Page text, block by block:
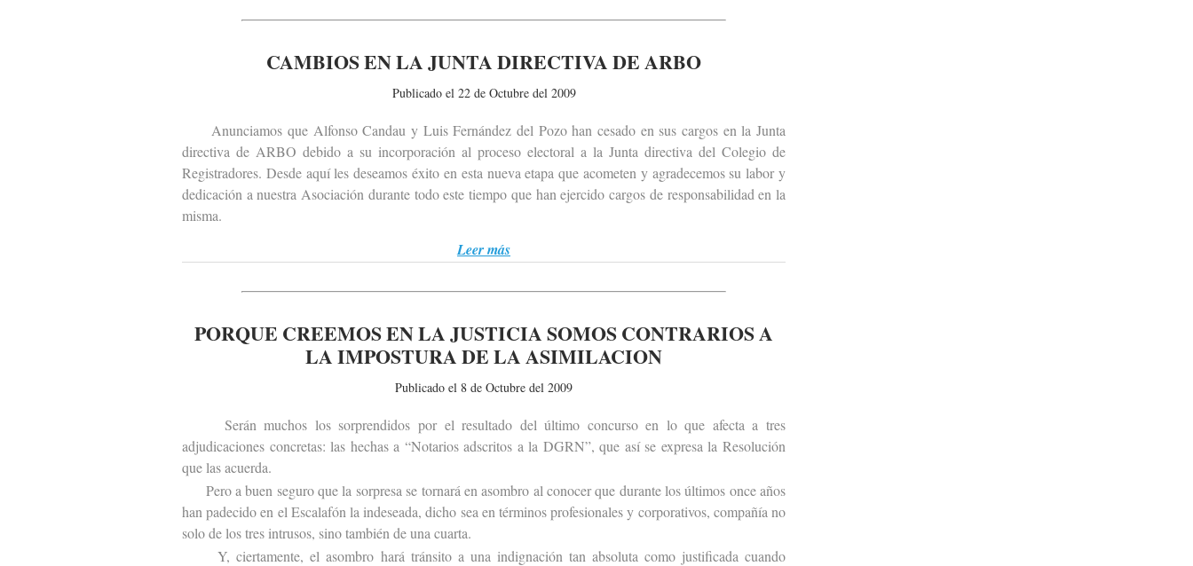
CAMBIOS EN LA JUNTA DIRECTIVA DE ARBO
Publicado el 22 de Octubre del 2009
Anunciamos que Alfonso Candau y Luis Fernández del Pozo han cesado en sus cargos en la Junta
directiva de ARBO debido a su incorporación al proceso electoral a la Junta directiva del Colegio de
Registradores. Desde aquí les deseamos éxito en esta nueva etapa que acometen y agradecemos su labor y
dedicación a nuestra Asociación durante todo este tiempo que han ejercido cargos de responsabilidad en la
misma.
Leer más
PORQUE CREEMOS EN LA JUSTICIA SOMOS CONTRARIOS A
LA IMPOSTURA DE LA ASIMILACION
Publicado el 8 de Octubre del 2009
Serán muchos los sorprendidos por el resultado del último concurso en lo que afecta a tres
adjudicaciones concretas: las hechas a “Notarios adscritos a la DGRN”, que así se expresa la Resolución
que las acuerda.
Pero a buen seguro que la sorpresa se tornará en asombro al conocer que durante los últimos once años
han padecido en el Escalafón la indeseada, dicho sea en términos profesionales y corporativos, compañía no
solo de los tres intrusos, sino también de una cuarta.
Y, ciertamente, el asombro hará tránsito a una indignación tan absoluta como justificada cuando